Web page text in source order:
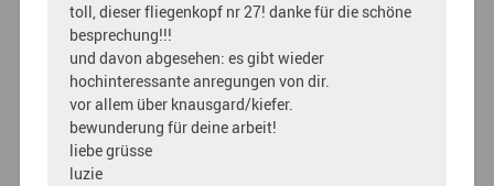
toll, dieser fliegenkopf nr 27! danke für die schöne
besprechung!!!
und davon abgesehen: es gibt wieder
hochinteressante anregungen von dir.
vor allem über knausgard/kiefer.
bewunderung für deine arbeit!
liebe grüsse
luzie